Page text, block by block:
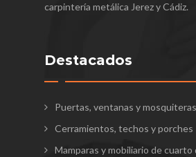
carpintería metálica Jerez y Cádiz.
Destacados
Puertas, ventanas y mosquiteras
Cerramientos, techos y porches
Mamparas y mobiliario de cuarto